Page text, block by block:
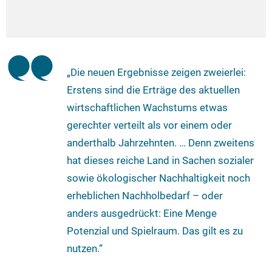
„Die neuen Ergebnisse zeigen zweierlei:
Erstens sind die Erträge des aktuellen
wirtschaftlichen Wachstums etwas
gerechter verteilt als vor einem oder
anderthalb Jahrzehnten. … Denn zweitens
hat dieses reiche Land in Sachen sozialer
sowie ökologischer Nachhaltigkeit noch
erheblichen Nachholbedarf – oder
anders ausgedrückt: Eine Menge
Potenzial und Spielraum. Das gilt es zu
nutzen.“